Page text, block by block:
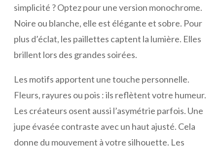
simplicité ? Optez pour une version monochrome.
Noire ou blanche, elle est élégante et sobre. Pour
plus d’éclat, les paillettes captent la lumière. Elles
brillent lors des grandes soirées.
Les motifs apportent une touche personnelle.
Fleurs, rayures ou pois : ils reflètent votre humeur.
Les créateurs osent aussi l’asymétrie parfois. Une
jupe évasée contraste avec un haut ajusté. Cela
donne du mouvement à votre silhouette. Les